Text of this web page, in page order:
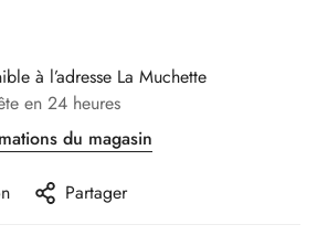
à l’adresse La Muchette
en 24 heures
du magasin
Partager